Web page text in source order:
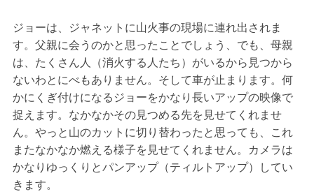
ジョーは、ジャネットに山火事の現場に連れ出されま
す。父親に会うのかと思ったことでしょう、でも、母親
は、たくさん人（消火する人たち）がいるから見つから
ないわとにべもありません。そして車が止まります。何
かにくぎ付けになるジョーをかなり長いアップの映像で
捉えます。なかなかその見つめる先を見せてくれませ
ん。やっと山のカットに切り替わったと思っても、これ
またなかなか燃える様子を見せてくれません。カメラは
かなりゆっくりとパンアップ（ティルトアップ）してい
きます。